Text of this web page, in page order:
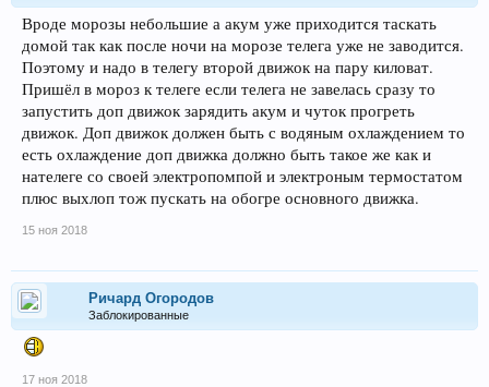
Вроде морозы небольшие а акум уже приходится таскать
домой так как после ночи на морозе телега уже не заводится.
Поэтому и надо в телегу второй движок на пару киловат.
Пришёл в мороз к телеге если телега не завелась сразу то
запустить доп движок зарядить акум и чуток прогреть
движок. Доп движок должен быть с водяным охлаждением то
есть охлаждение доп движка должно быть такое же как и
нателеге со своей электропомпой и электроным термостатом
плюс выхлоп тож пускать на обогре основного движка.
15 ноя 2018
Ричард Огородов
Заблокированные
17 ноя 2018